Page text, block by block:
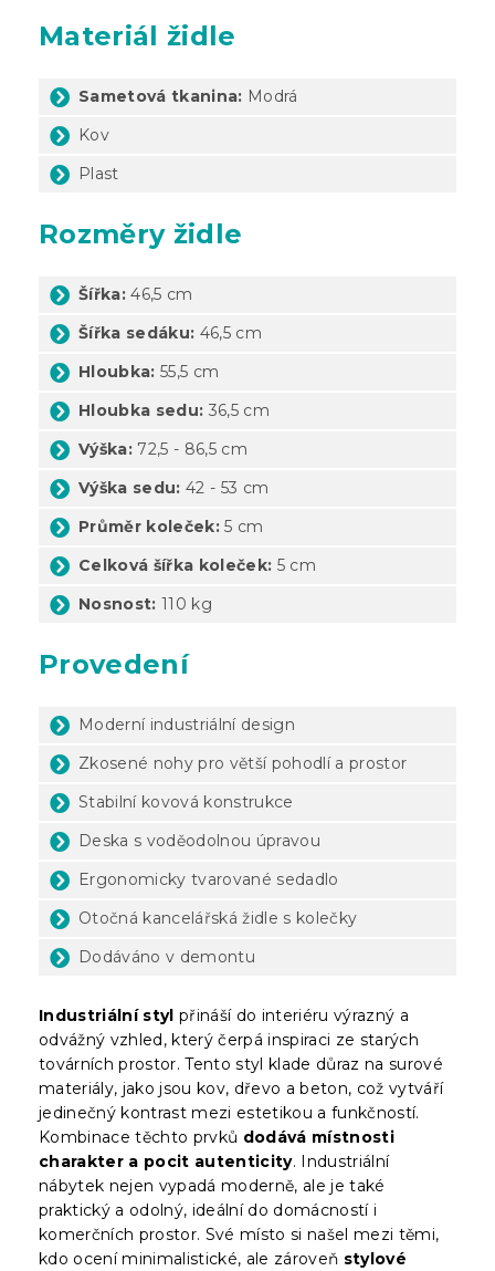
Materiál židle
Sametová tkanina: Modrá
Kov
Plast
Rozměry židle
Šířka: 46,5 cm
Šířka sedáku: 46,5 cm
Hloubka: 55,5 cm
Hloubka sedu: 36,5 cm
Výška: 72,5 - 86,5 cm
Výška sedu: 42 - 53 cm
Průměr koleček: 5 cm
Celková šířka koleček: 5 cm
Nosnost: 110 kg
Provedení
Moderní industriální design
Zkosené nohy pro větší pohodlí a prostor
Stabilní kovová konstrukce
Deska s voděodolnou úpravou
Ergonomicky tvarované sedadlo
Otočná kancelářská židle s kolečky
Dodáváno v demontu
Industriální styl přináší do interiéru výrazný a
odvážný vzhled, který čerpá inspiraci ze starých
továrních prostor. Tento styl klade důraz na surové
materiály, jako jsou kov, dřevo a beton, což vytváří
jedinečný kontrast mezi estetikou a funkčností.
Kombinace těchto prvků dodává místnosti
charakter a pocit autenticity. Industriální
nábytek nejen vypadá moderně, ale je také
praktický a odolný, ideální do domácností i
komerčních prostor. Své místo si našel mezi těmi,
kdo ocení minimalistické, ale zároveň stylové